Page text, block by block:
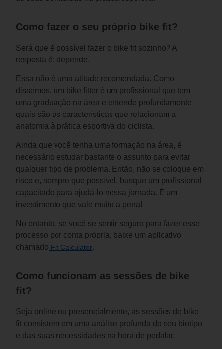
Como fazer o seu próprio bike fit?
Será que é possível fazer o bike fit sozinho? A
resposta é: depende.
Essa não é uma atitude recomendada. Como
dissemos, um bike fitter é um profissional que tem
uma graduação na área e entende profundamente
quais são as características que relacionam a
anatomia à prática esportiva do ciclista.
Ainda que você tenha uma formação na área, é
necessário estudar bastante o assunto para evitar
qualquer tipo de problema. Então, não se coloque em
risco e, sempre que possível, busque um profissional
capacitado para ajudá-lo nessa jornada. É um
investimento que vale muito a pena!
No entanto, se você se sentir seguro para fazer esse
processo por conta própria, baixe um aplicativo
chamado Fit Calculator.
Como funcionam as sessões de bike
fit?
Seja online ou presencialmente, as sessões de bike
fit consistem em uma análise profunda do seu biotipo
e das suas necessidades na hora de pedalar.